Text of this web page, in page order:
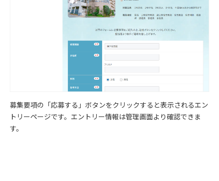
募集要項の「応募する」ボタンをクリックすると表示されるエン
トリーページです。エントリー情報は管理画面より確認できま
す。